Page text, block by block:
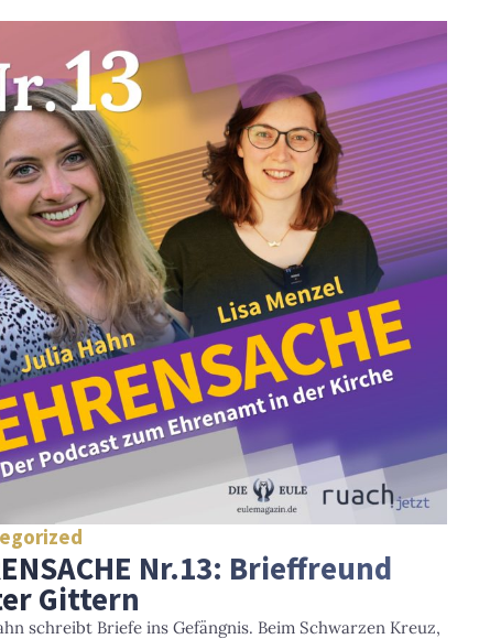
Nr.13: Brieffreund
Gittern
schreibt Briefe ins Gefängnis. Beim Schwarzen Kreuz,